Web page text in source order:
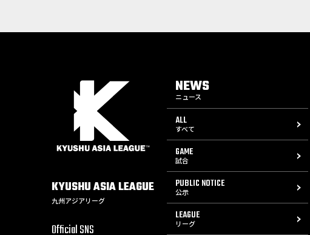
KYUSHUASIALEAGUE
九州アジアリーグ
Official SNS
NEWS
ニュース
ALL
すべて
GAME
試合
PUBLIC NOTICE
公示
LEAGUE
リーグ